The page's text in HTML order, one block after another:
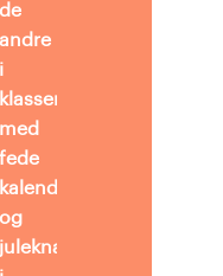
de
andre
i
klassen
med
fede
kalendergaver
og
juleknas